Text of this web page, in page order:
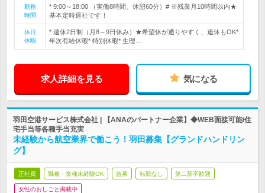
勤務
時間
* 9:00～18:00 （実働8時間、休憩60分）# ※残業月10時間以内★
基本定時退社です！
休日
休暇
* 週休2日制（月8～9日休み）★希望休が通りやすく、連休もOK*
年次有給休暇* 特別休暇* 生理…
求人詳細を見る 気になる
羽田空港サービス株式会社 | 【ANAのパートナー企業】◆WEB面接可能/住
宅手当等各種手当充実
未経験から航空業界で働こう！羽田募集【グランドハンドリン
グ】
正社員 職種・業種未経験OK 急募 転勤なし 第二新卒歓迎
女性のおしごと掲載中